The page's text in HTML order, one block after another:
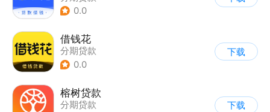
0.0
借钱花
分期贷款
0.0
下载
榕树贷款
分期贷款
下载